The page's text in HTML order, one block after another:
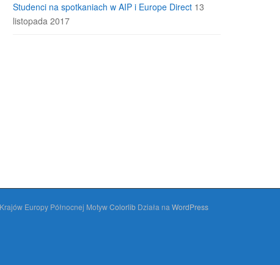
Studenci na spotkaniach w AIP i Europe Direct 13
listopada 2017
Europy Północnej MotywColorlib Działa na WordPress